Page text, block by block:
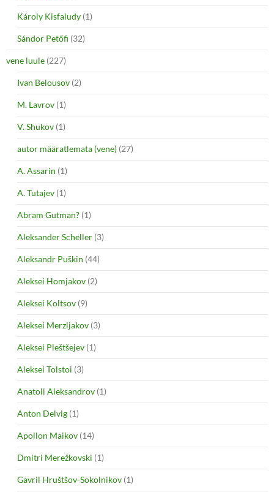
Károly Kisfaludy (1)
Sándor Petőfi (32)
vene luule (227)
Ivan Belousov (2)
M. Lavrov (1)
V. Shukov (1)
autor määratlemata (vene) (27)
A. Assarin (1)
A. Tutajev (1)
Abram Gutman? (1)
Aleksander Scheller (3)
Aleksandr Puškin (44)
Aleksei Homjakov (2)
Aleksei Koltsov (9)
Aleksei Merzljakov (3)
Aleksei Pleštšejev (1)
Aleksei Tolstoi (3)
Anatoli Aleksandrov (1)
Anton Delvig (1)
Apollon Maikov (14)
Dmitri Merežkovski (1)
Gavril Hruštšov-Sokolnikov (1)